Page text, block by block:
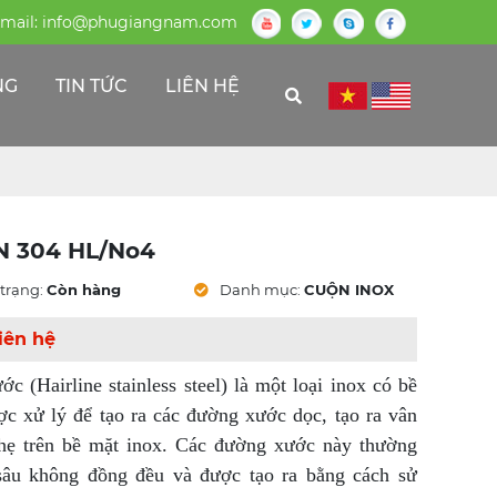
info@phugiangnam.com
TIN TỨC LIÊN HỆ
304 HL/No4
Còn hàng Danh mục: CUỘN INOX
hệ
(Hairline stainless steel) là một loại inox có bề
xử lý để tạo ra các đường xước dọc, tạo ra vân
trên bề mặt inox. Các đường xước này thường
không đồng đều và được tạo ra bằng cách sử